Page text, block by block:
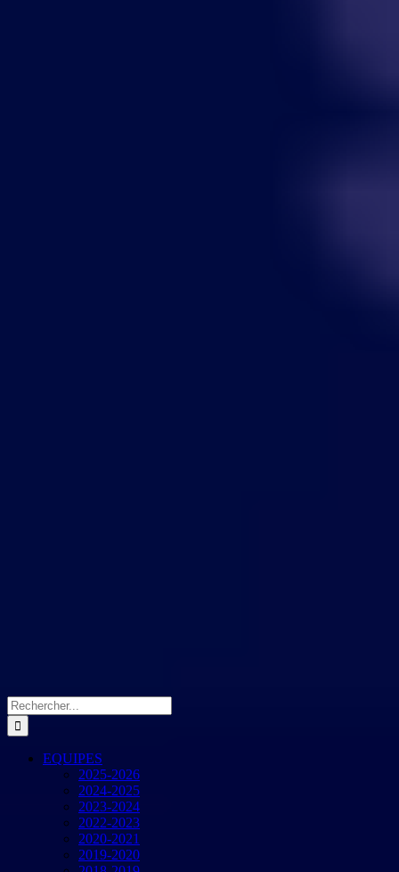
Rechercher:
EQUIPES
2025-2026
2024-2025
2023-2024
2022-2023
2020-2021
2019-2020